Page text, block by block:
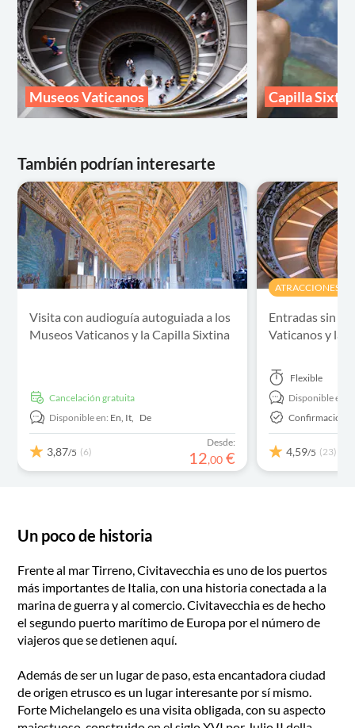
Museos Vaticanos Capilla
También podrían interesarte
Visita con audioguía autoguiada a los
Museos Vaticanos y la Capilla Sixtina
cancelación gratuita
Disponible en: En, It, De
3,87/5 (6)
Desde:
12,00 €
ATRACCIONES Y
Entradas sin
Vaticanos y la
Flexible
Disponible en:
Confirmación
4,59/5 (23)
Un poco de historia
Frente al mar Tirreno, Civitavecchia es uno de los puertos
más importantes de Italia, con una historia conectada a la
marina de guerra y al comercio. Civitavecchia es de hecho
el segundo puerto marítimo de Europa por el número de
viajeros que se detienen aquí.
Además de ser un lugar de paso, esta encantadora ciudad
de origen etrusco es un lugar interesante por sí mismo.
Forte Michelangelo es una visita obligada, con su aspecto